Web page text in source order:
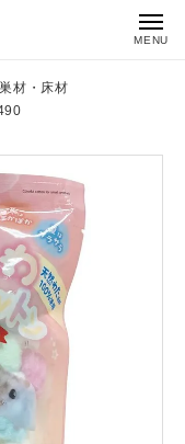
MENU
巣材・床材